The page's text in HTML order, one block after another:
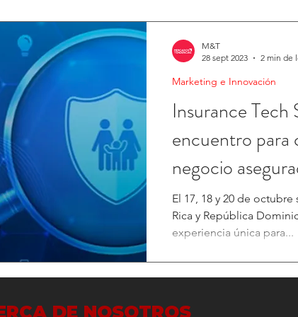
Insurance
encuentro
negocio
El 17, 18 y 20 de octubre
Rica y República
experiencia única para...
Marketing e Innovación
M&T
28 sept 2023
2 min de
DE NOSOTROS